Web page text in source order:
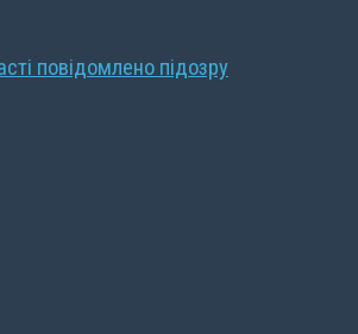
повідомлено підозру